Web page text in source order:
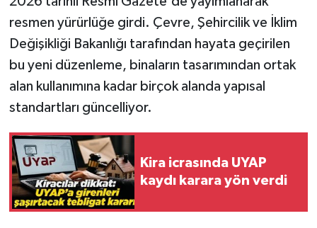
resmen yürürlüğe girdi. Çevre, Şehircilik ve İklim
Değişikliği Bakanlığı tarafından hayata geçirilen
bu yeni düzenleme, binaların tasarımından ortak
alan kullanımına kadar birçok alanda yapısal
standartları güncelliyor.
Kira icrasında UYAP
kaydı karara yön verdi